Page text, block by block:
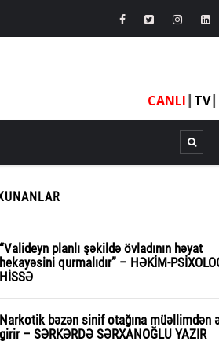
CANLI TV┃
“Valideyn planlı şəkildə övladının həyat
hekayəsini qurmalıdır” – HƏKİM-
HİSSƏ
Narkotik bəzən sinif otağına müəllimdən
girir – SƏRKƏRDƏ SƏRXANOĞLU YAZIR